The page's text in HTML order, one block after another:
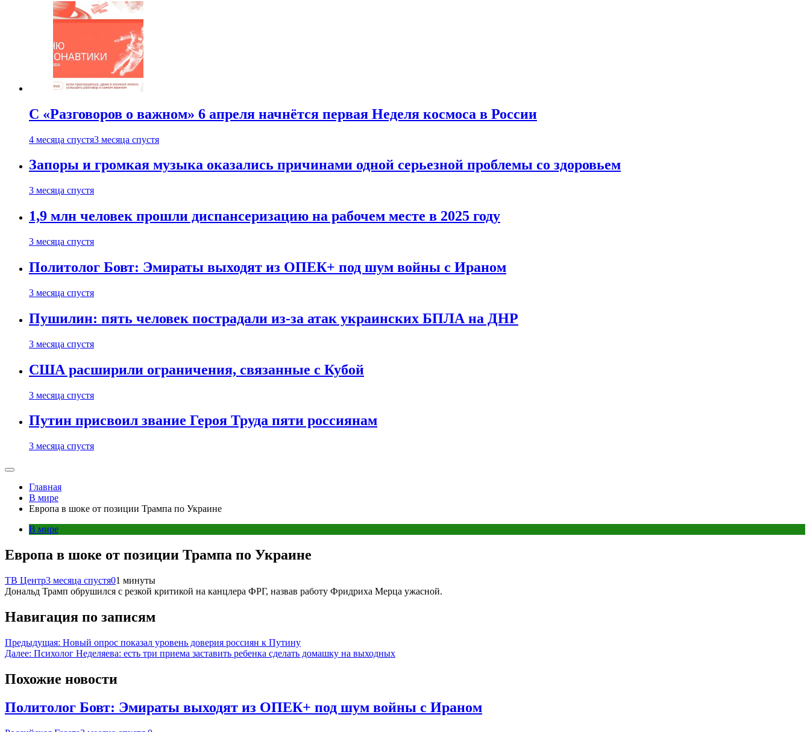
С «Разговоров о важном» 6 апреля начнётся первая Неделя космоса в России
4 месяца спустя3 месяца спустя
Запоры и громкая музыка оказались причинами одной серьезной проблемы со здоровьем
3 месяца спустя
1,9 млн человек прошли диспансеризацию на рабочем месте в 2025 году
3 месяца спустя
Политолог Бовт: Эмираты выходят из ОПЕК+ под шум войны с Ираном
3 месяца спустя
Пушилин: пять человек пострадали из-за атак украинских БПЛА на ДНР
3 месяца спустя
США расширили ограничения, связанные с Кубой
3 месяца спустя
Путин присвоил звание Героя Труда пяти россиянам
3 месяца спустя
Главная
В мире
Европа в шоке от позиции Трампа по Украине
В мире
Европа в шоке от позиции Трампа по Украине
ТВ Центр3 месяца спустя01 минуты
Дональд Трамп обрушился с резкой критикой на канцлера ФРГ, назвав работу Фридриха Мерца ужасной.
Навигация по записям
Предыдущая: Новый опрос показал уровень доверия россиян к Путину
Далее: Психолог Неделяева: есть три приема заставить ребенка сделать домашку на выходных
Похожие новости
Политолог Бовт: Эмираты выходят из ОПЕК+ под шум войны с Ираном